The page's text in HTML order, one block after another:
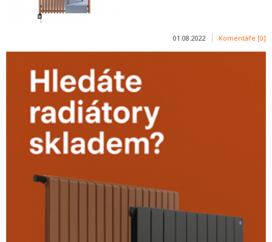
01.08.2022 Komentáře [0]